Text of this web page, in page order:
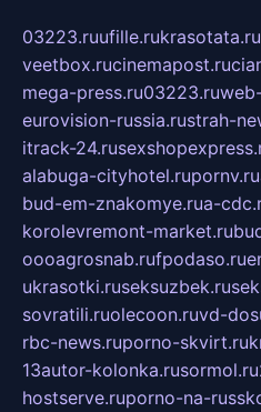
03223.ruufille.rukrasotata.ru
veetbox.rucinemapost.ru
mega-press.ru03223.ru
eurovision-russia.rustrah-
itrack-24.ru
alabuga-cityhotel.rupornv.ru
bud-em-znakomye.rua-
korolevremont-market.ru
oooagrosnab.rufpodaso.ru
ukrasotki.ruseksuzbek.ru
sovratili.ruolecoon.ruvd-
rbc-news.ruporno-skvirt.ru
13autor-kolonka.rusormol.ru
hostserve.ruporno-na-